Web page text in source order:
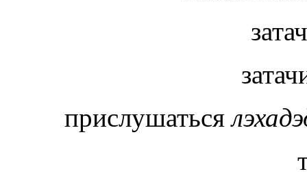
прислушаться